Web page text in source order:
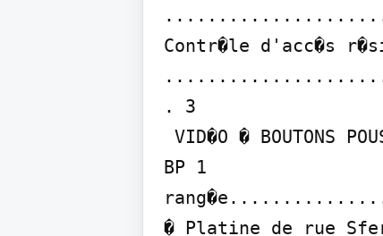
Contr�le d'acc�s
. 3
BP 1
� Platine de rue